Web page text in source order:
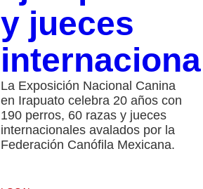
y jueces
La Exposición Nacional Canina
en Irapuato celebra 20 años con
190 perros, 60 razas y jueces
internacionales avalados por la
Federación Canófila Mexicana.